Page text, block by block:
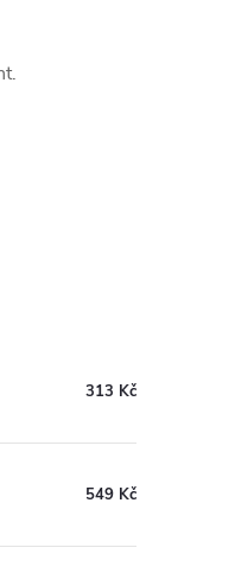
313 Kč
549 Kč